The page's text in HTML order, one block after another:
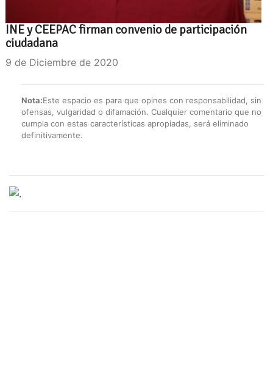
INE y CEEPAC firman convenio de participación
ciudadana
9 de Diciembre de 2020
Nota:Este espacio es para que opines con responsabilidad, sin
ofensas, vulgaridad o difamación. Cualquier comentario que no
cumpla con estas características apropiadas, será eliminado
definitivamente.